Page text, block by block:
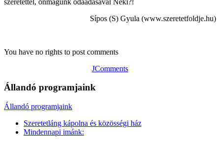
Sípos (S) Gyula (www.szeretetfoldje.hu)
You have no rights to post comments
JComments
Állandó programjaink
Állandó programjaink
Szeretetláng kápolna és közösségi ház
Mindennapi imánk: